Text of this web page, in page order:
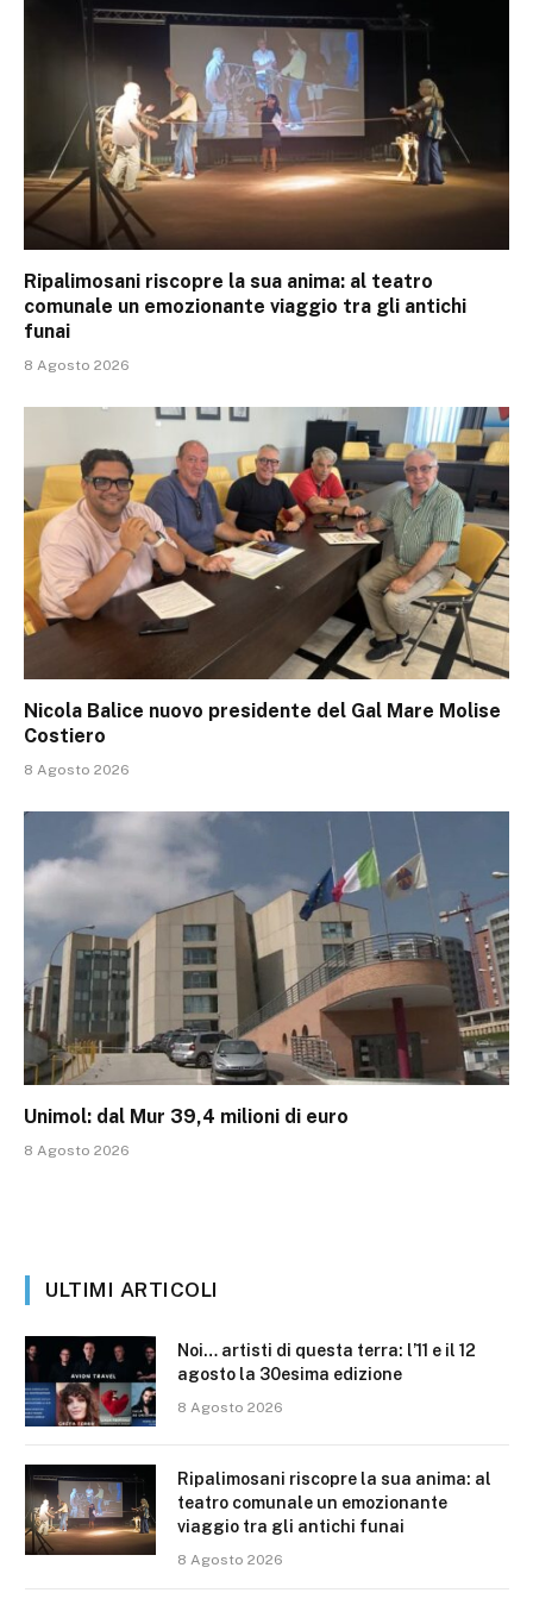
Ripalimosani riscopre la sua anima: al teatro
comunale un emozionante viaggio tra gli antichi
funai
8 Agosto 2026
Nicola Balice nuovo presidente del Gal Mare Molise
Costiero
8 Agosto 2026
Unimol: dal Mur 39,4 milioni di euro
8 Agosto 2026
ULTIMI ARTICOLI
Noi… artisti di questa terra: l’11 e il 12
agosto la 30esima edizione
8 Agosto 2026
Ripalimosani riscopre la sua anima: al
teatro comunale un emozionante
viaggio tra gli antichi funai
8 Agosto 2026